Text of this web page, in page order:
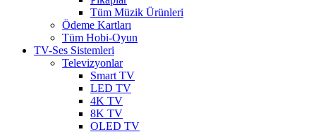
Tüm Müzik Ürünleri
Ödeme Kartları
Tüm Hobi-Oyun
TV-Ses Sistemleri
Televizyonlar
Smart TV
LED TV
4K TV
8K TV
OLED TV